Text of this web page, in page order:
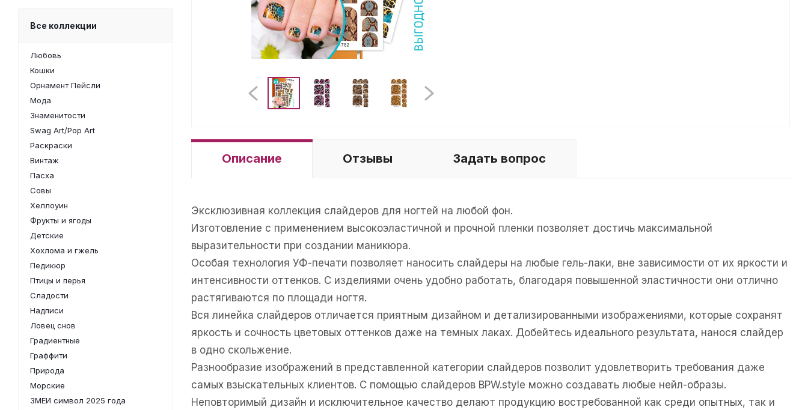
Описание Отзывы Задать вопрос
Эксклюзивная коллекция слайдеров для ногтей на любой фон.
Изготовление с применением высокоэластичной и прочной пленки позволяет достичь максимальной
выразительности при создании маникюра.
Особая технология УФ-печати позволяет наносить слайдеры на любые гель-лаки, вне зависимости от их яркости и
интенсивности оттенков. С изделиями очень удобно работать, благодаря повышенной эластичности они отлично
растягиваются по площади ногтя.
Вся линейка слайдеров отличается приятным дизайном и детализированными изображениями, которые сохранят
яркость и сочность цветовых оттенков даже на темных лаках. Добейтесь идеального результата, нанося слайдер
в одно скольжение.
Разнообразие изображений в представленной категории слайдеров позволит удовлетворить требования даже
самых взыскательных клиентов. С помощью слайдеров BPW.style можно создавать любые нейл-образы.
Неповторимый дизайн и исключительное качество делают продукцию востребованной как среди опытных, так и
Все коллекции
Любовь
Кошки
Орнамент Пейсли
Мода
Знаменитости
Swag Art/Pop Art
Раскраски
Винтаж
Пасха
Совы
Хеллоуин
Фрукты и ягоды
Детские
Хохлома и гжель
Педикюр
Птицы и перья
Сладости
Надписи
Ловец снов
Градиентные
Граффити
Природа
Морские
ЗМЕИ символ 2025 года